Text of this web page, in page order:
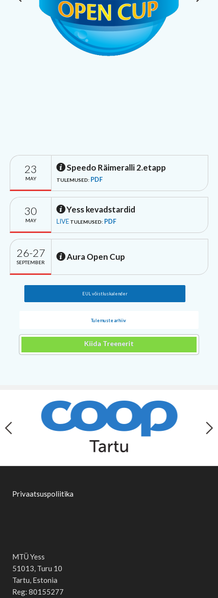
23
MAY
Speedo Räimeralli 2.etapp
TULEMUSED: PDF
30
MAY
Yess kevadstardid
LIVE TULEMUSED: PDF
26-27
SEPTEMBER
Aura Open Cup
EUL võistluskalender
Tulemuste arhiiv
Kiida Treenerit
Privaatsuspoliitika
MTÜ Yess
51013, Turu 10
Tartu, Estonia
Reg: 80155277